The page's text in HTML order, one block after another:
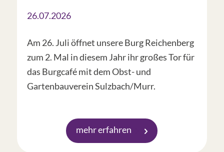
26.07.2026
Am 26. Juli öffnet unsere Burg Reichenberg
zum 2. Mal in diesem Jahr ihr großes Tor für
das Burgcafé mit dem Obst- und
Gartenbauverein Sulzbach/Murr.
mehr erfahren